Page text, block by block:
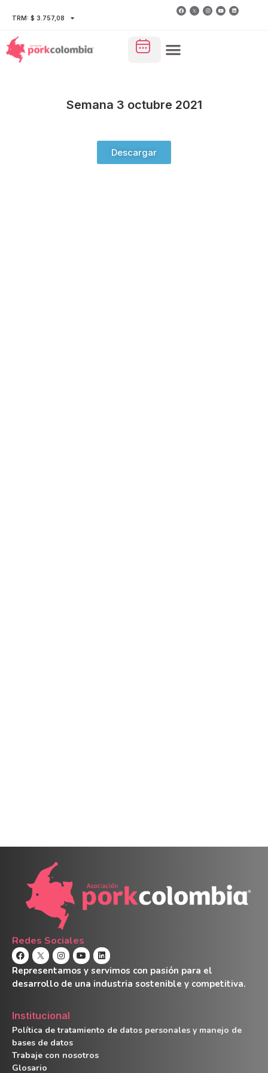
TRM: $ 3.757,08
Semana 3 octubre 2021
Descargar
Redes Sociales
Representamos y servimos con pasión para el
desarrollo de una industria sostenible y competitiva.
Institucional
Política de tratamiento de datos personales y manejo de
bases de datos
Trabaje con nosotros
Glosario